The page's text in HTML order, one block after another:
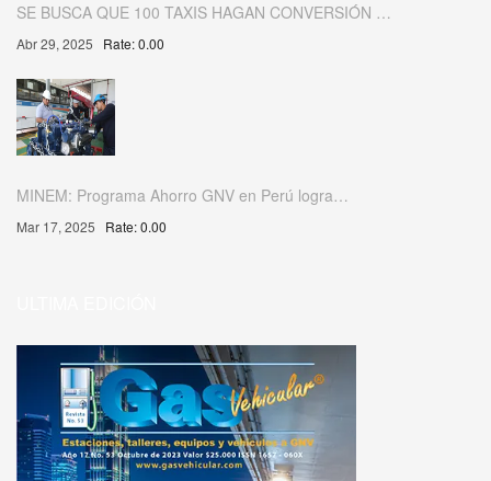
SE BUSCA QUE 100 TAXIS HAGAN CONVERSIÓN …
Abr 29, 2025 Rate: 0.00
MINEM: Programa Ahorro GNV en Perú logra…
Mar 17, 2025 Rate: 0.00